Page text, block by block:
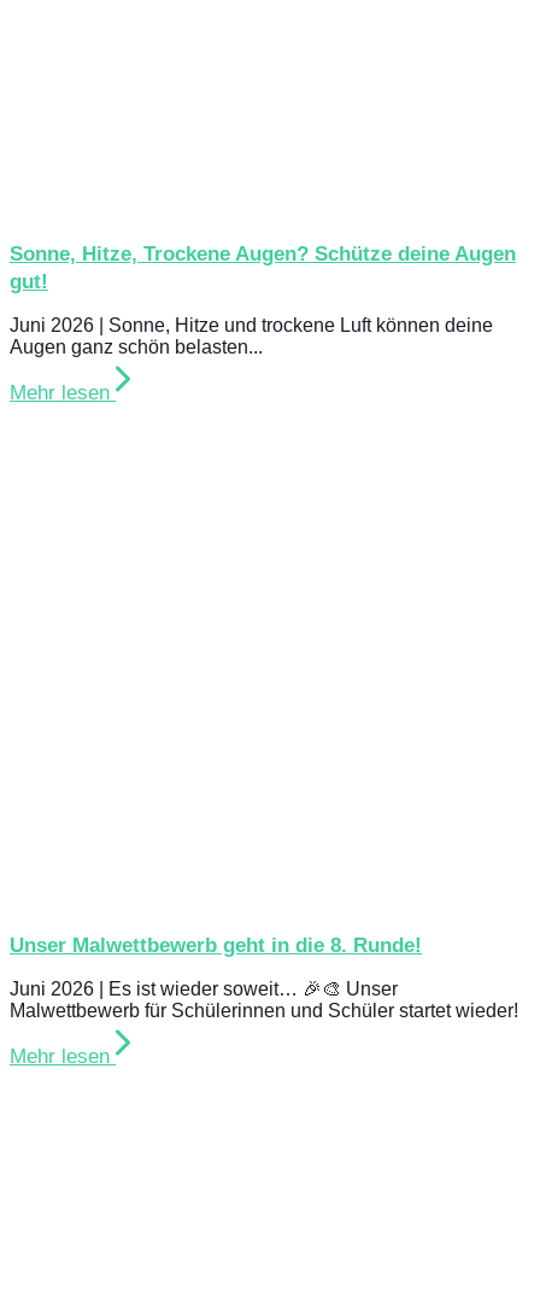
Sonne, Hitze, Trockene Augen? Schütze deine Augen
gut!
Juni 2026 | Sonne, Hitze und trockene Luft können deine
Augen ganz schön belasten...
Mehr lesen
Unser Malwettbewerb geht in die 8. Runde!
Juni 2026 | Es ist wieder soweit… 🎉🎨 Unser
Malwettbewerb für Schülerinnen und Schüler startet wieder!
Mehr lesen